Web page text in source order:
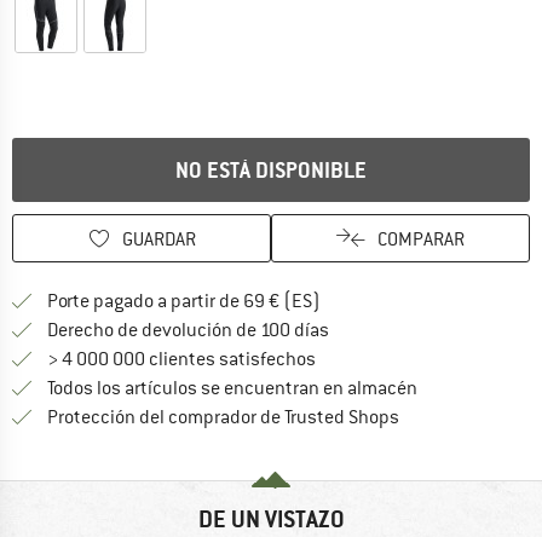
NO ESTÁ DISPONIBLE
GUARDAR COMPARAR
Porte pagado a partir de 69 € (ES)
Derecho de devolución de 100 días
> 4 000 000 clientes satisfechos
Todos los artículos se encuentran en almacén
Protección del comprador de Trusted Shops
DE UN VISTAZO